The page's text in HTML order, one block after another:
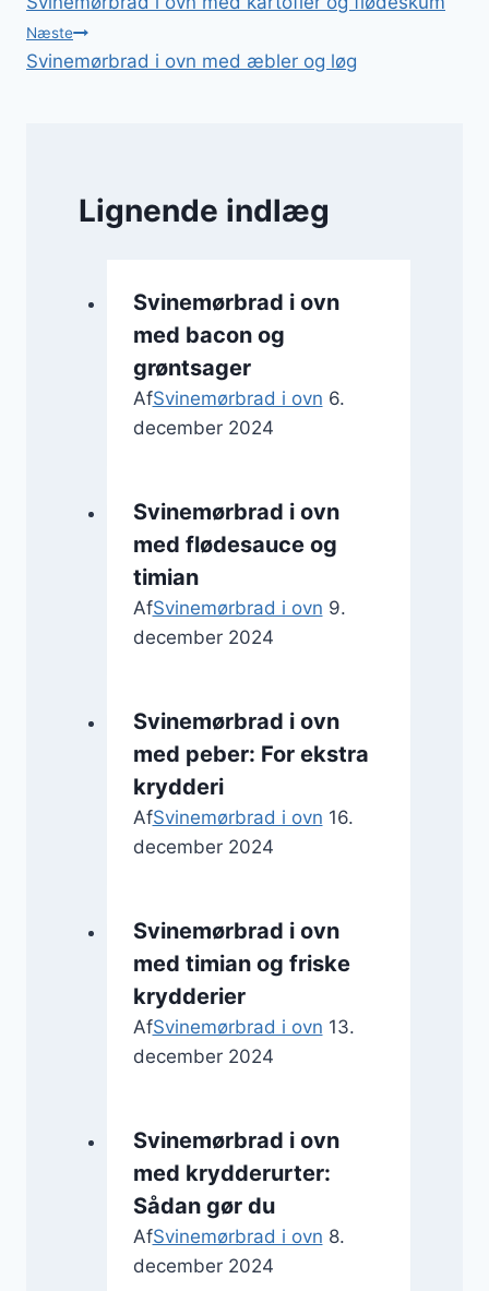
Næste
Svinemørbrad i ovn med æbler og løg
Lignende indlæg
Svinemørbrad i ovn
med bacon og
grøntsager
AfSvinemørbrad i ovn 6.
december 2024
Svinemørbrad i ovn
med flødesauce og
timian
AfSvinemørbrad i ovn 9.
december 2024
Svinemørbrad i ovn
med peber: For ekstra
krydderi
AfSvinemørbrad i ovn 16.
december 2024
Svinemørbrad i ovn
med timian og friske
krydderier
AfSvinemørbrad i ovn 13.
december 2024
Svinemørbrad i ovn
med krydderurter:
Sådan gør du
AfSvinemørbrad i ovn 8.
december 2024